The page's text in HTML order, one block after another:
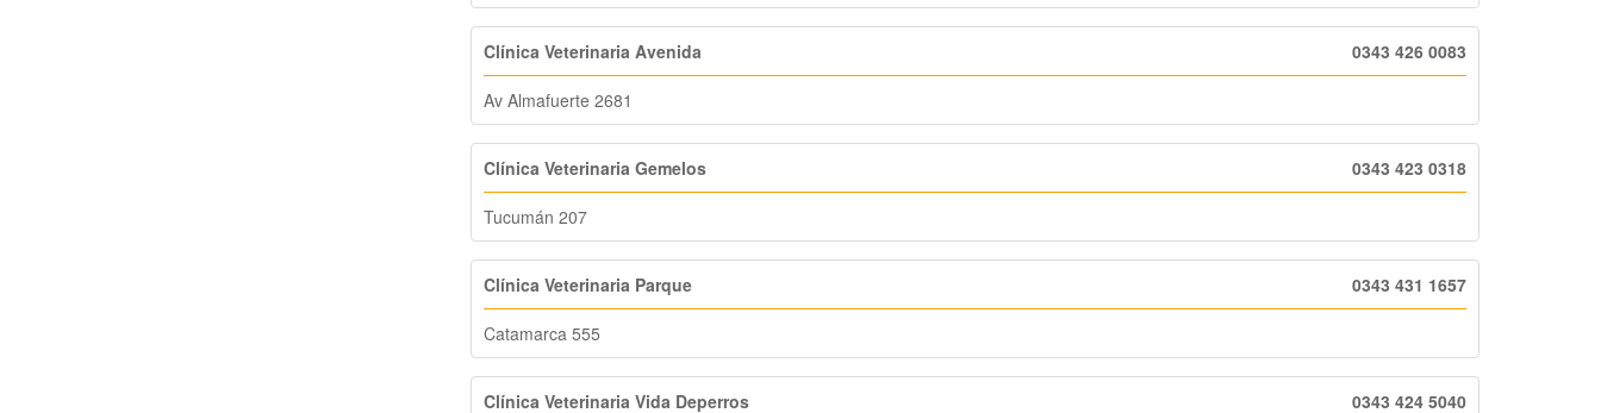
Clínica Veterinaria Avenida 0343 426 0083
Av Almafuerte 2681
Clínica Veterinaria Gemelos 0343 423 0318
Tucumán 207
Clínica Veterinaria Parque 0343 431 1657
Catamarca 555
Clínica Veterinaria Vida Deperros 0343 424 5040